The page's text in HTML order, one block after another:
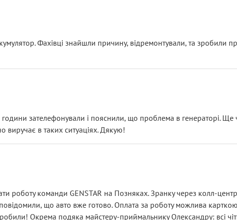
із головним гальмівним циліндром у зборі.
і тоді сервіс наче справив хороше враження. Але згодом
хвилюватися. ( надіюсь новий власник, не застяг в полі))
підірвав.
а “аби швидше і дорожче”. Саме це і псує загальне враження та
Фахівці знайшли причину, відремонтували, та зробили
зателефонували і пояснили, що проблема в генераторі. Ще
виручає в таких ситуаціях. Дякую!
роботу команди GENSTAR на Позняках. Зранку через колл-
що авто вже готово. Оплата за роботу можлива карткою,
Окрема подяка майстеру-приймальнику Олександру: всі